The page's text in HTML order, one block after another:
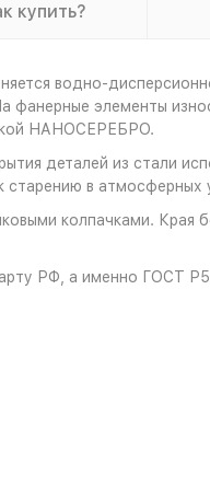
купить?
водно-
элементы
НАНОСЕРЕБРО.
деталей из стали
в атмосферных
колпачками. Края
РФ, а именно ГОСТ